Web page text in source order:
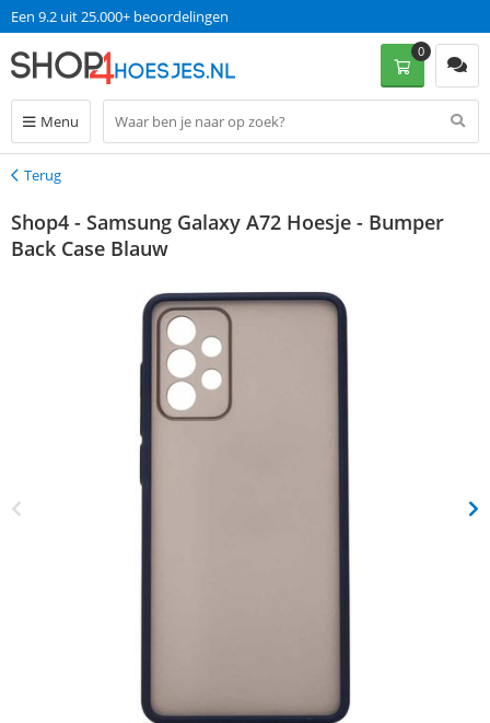
Een 9.2 uit 25.000+ beoordelingen
Menu
0
Terug
Terug
Shop4 - Samsung Galaxy A72 Hoesje - Bumper
Back Case Blauw